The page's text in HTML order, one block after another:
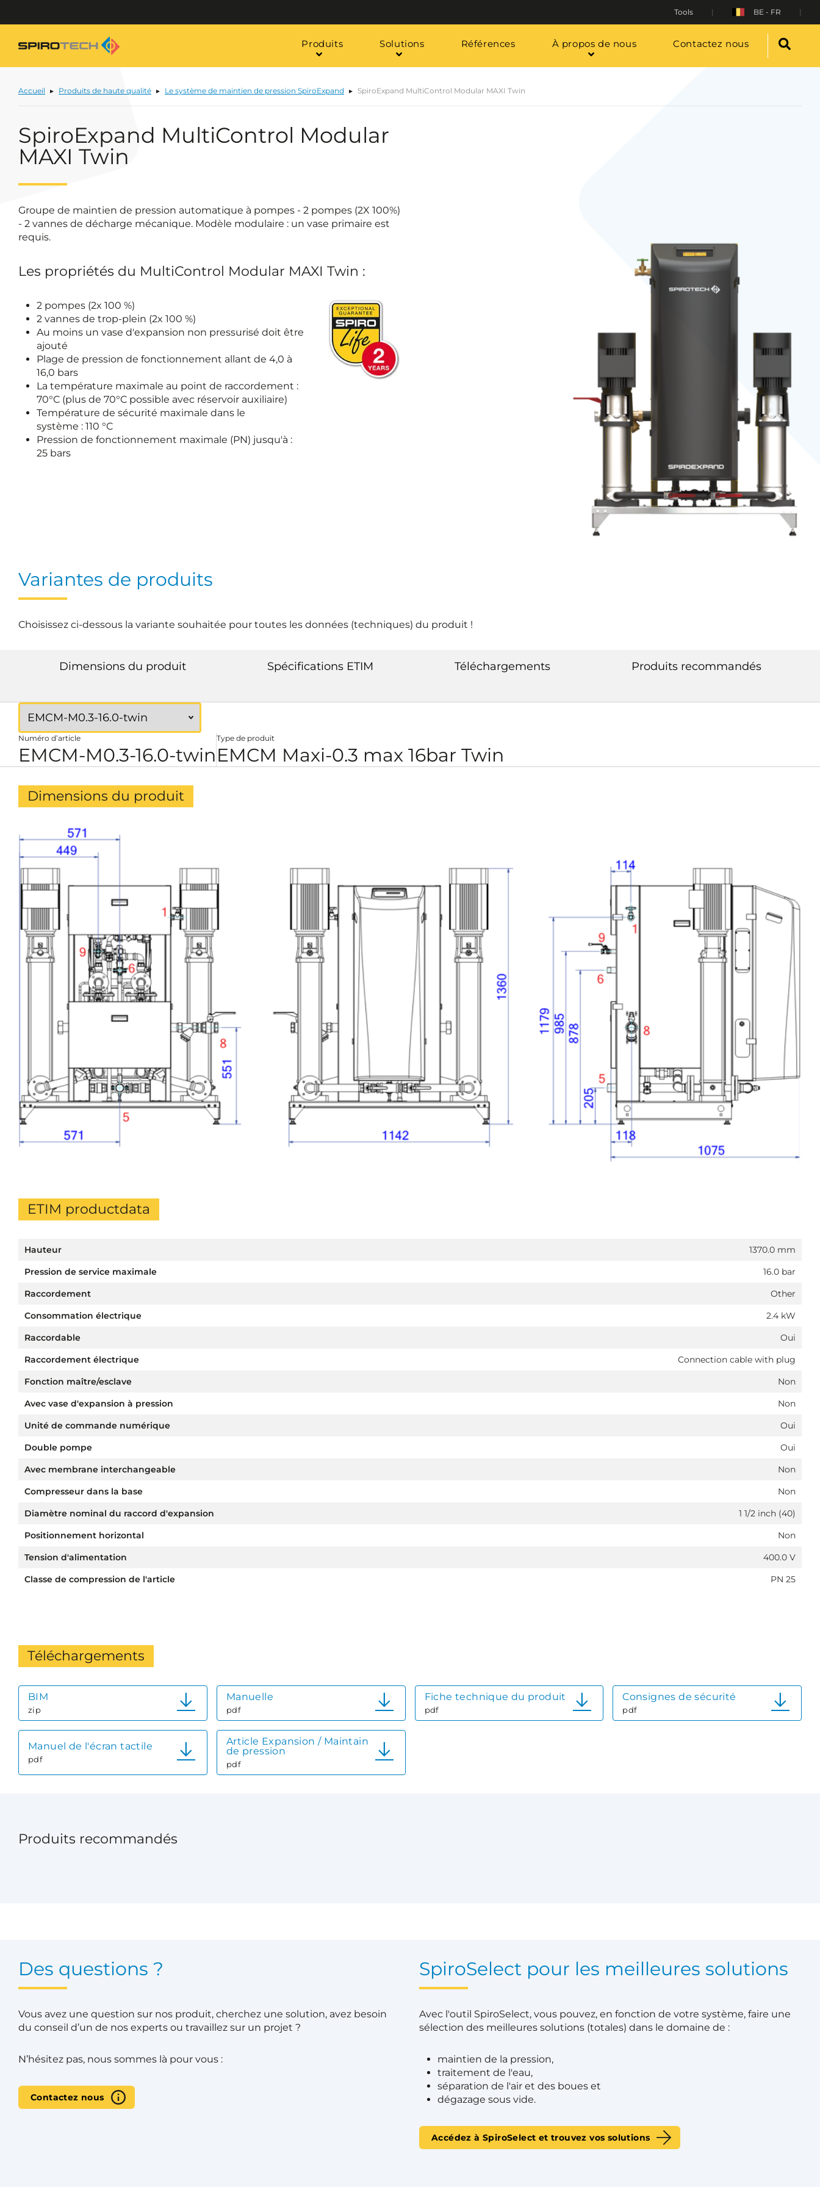
Tools BE - FR
Produits Solutions Références À propos de nous Contactez nous
Accueil Produits de haute qualité Le système de maintien de pression SpiroExpand SpiroExpand MultiControl Modular MAXI Twin
SpiroExpand MultiControl Modular
MAXI Twin
Groupe de maintien de pression automatique à pompes - 2 pompes (2X 100%)
- 2 vannes de décharge mécanique. Modèle modulaire : un vase primaire est
requis.
Les propriétés du MultiControl Modular MAXI Twin :
2 pompes (2x 100 %)
2 vannes de trop-plein (2x 100 %)
Au moins un vase d'expansion non pressurisé doit être
ajouté
Plage de pression de fonctionnement allant de 4,0 à
16,0 bars
La température maximale au point de raccordement :
70°C (plus de 70°C possible avec réservoir auxiliaire)
Température de sécurité maximale dans le
système : 110 °C
Pression de fonctionnement maximale (PN) jusqu'à :
25 bars
Variantes de produits
Choisissez ci-dessous la variante souhaitée pour toutes les données (techniques) du produit !
Dimensions du produit Spécifications ETIM Téléchargements Produits recommandés
Numéro d’article
EMCM-M0.3-16.0-twin
Type de produit
EMCM Maxi-0.3 max 16bar Twin
Dimensions du produit
ETIM productdata
Hauteur
1370.0 mm
Pression de service maximale
16.0 bar
Raccordement
Other
Consommation électrique
2.4 kW
Raccordable
Oui
Raccordement électrique
Connection cable with plug
Fonction maître/esclave
Non
Avec vase d'expansion à pression
Non
Unité de commande numérique
Oui
Double pompe
Oui
Avec membrane interchangeable
Non
Compresseur dans la base
Non
Diamètre nominal du raccord d'expansion
1 1/2 inch (40)
Positionnement horizontal
Non
Tension d'alimentation
400.0 V
Classe de compression de l'article
PN 25
Téléchargements
BIM
zip
Manuelle
pdf
Fiche technique du produit
pdf
Consignes de sécurité
pdf
Manuel de l'écran tactile
pdf
Article Expansion / Maintain
de pression
pdf
Produits recommandés
Des questions ?
Vous avez une question sur nos produit, cherchez une solution, avez besoin
du conseil d’un de nos experts ou travaillez sur un projet ?
N’hésitez pas, nous sommes là pour vous :
Contactez nous
SpiroSelect pour les meilleures solutions
Avec l'outil SpiroSelect, vous pouvez, en fonction de votre système, faire une
sélection des meilleures solutions (totales) dans le domaine de :
maintien de la pression,
traitement de l'eau,
séparation de l'air et des boues et
dégazage sous vide.
Accédez à SpiroSelect et trouvez vos solutions